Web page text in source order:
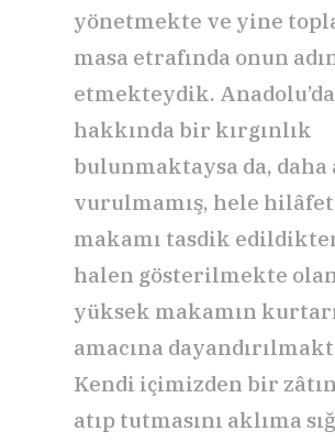
yönetmekte ve yine
masa etrafında onun
etmekteydik.
hakkında bir kırgınlık
bulunmaktaysa da, daha
vurulmamış, hele
makamı tasdik
halen gösterilmekte olan
yüksek makamın
amacına
Kendi içimizden bir
atıp tutmasını aklıma